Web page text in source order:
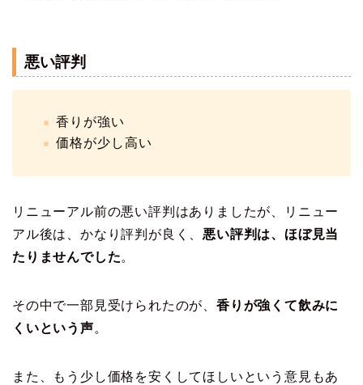
悪い評判
香りが強い
価格が少し高い
リニューアル前の悪い評判はありましたが、リニュー
アル後は、かなり評判が良く、 悪い評判は、ほぼ見当
たりませんでした。
その中で一部見受けられたのが、 香りが強くて飲みに
くいという声。
また、もう少し価格を安くしてほしいという意見もあ